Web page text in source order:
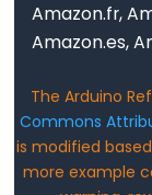
delay()
micros()
millis()
Amazon.fr,
Amazon.es,
The Arduino
Commons
is modified
more example